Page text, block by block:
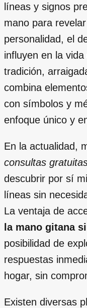
líneas y signos
mano para
personalidad, el
influyen en la
tradición,
combina
con símbolos y
enfoque único y
En la actualidad,
consultas
descubrir por sí
líneas sin
La ventaja de
la mano gitana
posibilidad de
respuestas
hogar, sin
Existen diversas